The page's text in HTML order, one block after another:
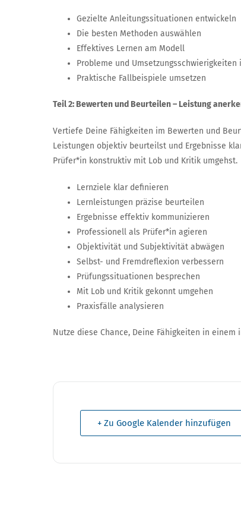
Gezielte Anleitungssituationen entwickeln
Die besten Methoden auswählen
Effektives Lernen am Modell
Probleme und
Praktische Fallbeispiele umsetzen
Teil 2: Bewerten und Beurteilen – Leistung
Vertiefe Deine Fähigkeiten im Bewerten und
Leistungen objektiv beurteilst und Ergebnisse
Prüfer*in konstruktiv mit Lob und Kritik umgehst.
Lernziele klar definieren
Lernleistungen präzise beurteilen
Ergebnisse effektiv kommunizieren
Professionell als Prüfer*in agieren
Objektivität und Subjektivität abwägen
Selbst- und Fremdreflexion verbessern
Prüfungssituationen besprechen
Mit Lob und Kritik gekonnt umgehen
Praxisfälle analysieren
Nutze diese Chance, Deine Fähigkeiten in
+ Zu Google Kalender hinzufügen